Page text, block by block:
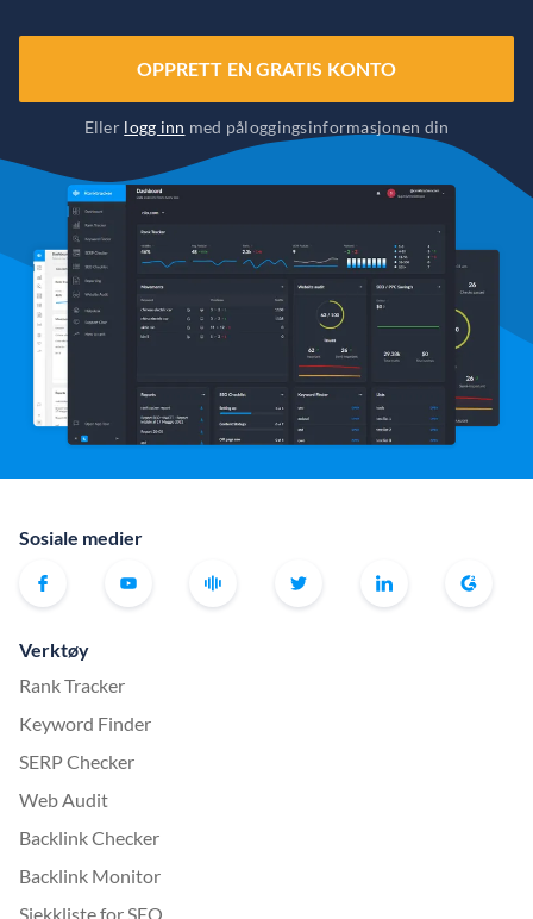
OPPRETT EN GRATIS KONTO
Eller logg inn med påloggingsinformasjonen din
Sosiale medier
Verktøy
Rank Tracker
Keyword Finder
SERP Checker
Web Audit
Backlink Checker
Backlink Monitor
Sjekkliste for SEO